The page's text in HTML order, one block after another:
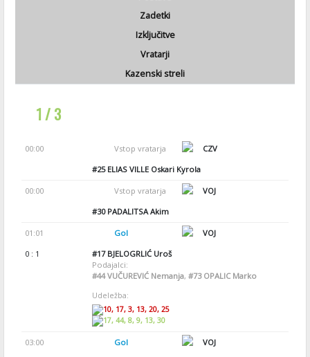
Zadetki
Izključitve
Vratarji
Kazenski streli
1 / 3
00:00 Vstop vratarja
CZV
#25ELIAS VILLE Oskari Kyrola
00:00 Vstop vratarja
VOJ
#30PADALITSA Akim
01:01 Gol
VOJ
0 : 1
#17BJELOGRLIĆ Uroš
Podajalci:
#44VUČUREVIĆ Nemanja, #73OPALIC Marko
Udeležba:
10, 17, 3, 13, 20, 25
17, 44, 8, 9, 13, 30
03:00 Gol
VOJ